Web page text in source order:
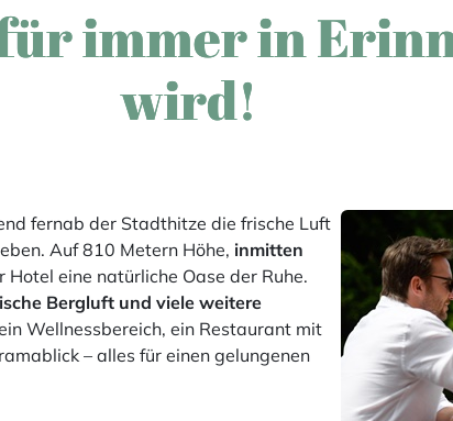
immer in
wird!
fernab der Stadthitze die frische Luft
Auf 810 Metern Höhe, inmitten
Hotel eine natürliche Oase der Ruhe.
Bergluft und viele weitere
Wellnessbereich, ein Restaurant mit
– alles für einen gelungenen